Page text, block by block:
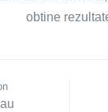
obtine